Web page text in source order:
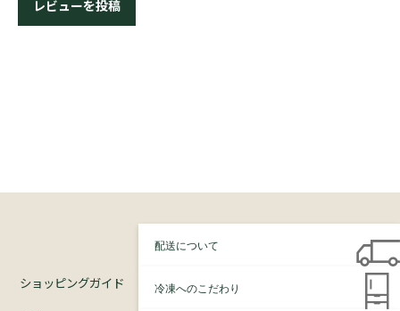
レビューを投稿
ショッピングガイド
配送について
冷凍へのこだわり